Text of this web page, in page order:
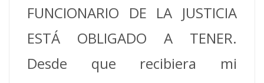
FUNCIONARIO DE LA JUSTICIA
ESTÁ OBLIGADO A TENER.
Desde que recibiera mi